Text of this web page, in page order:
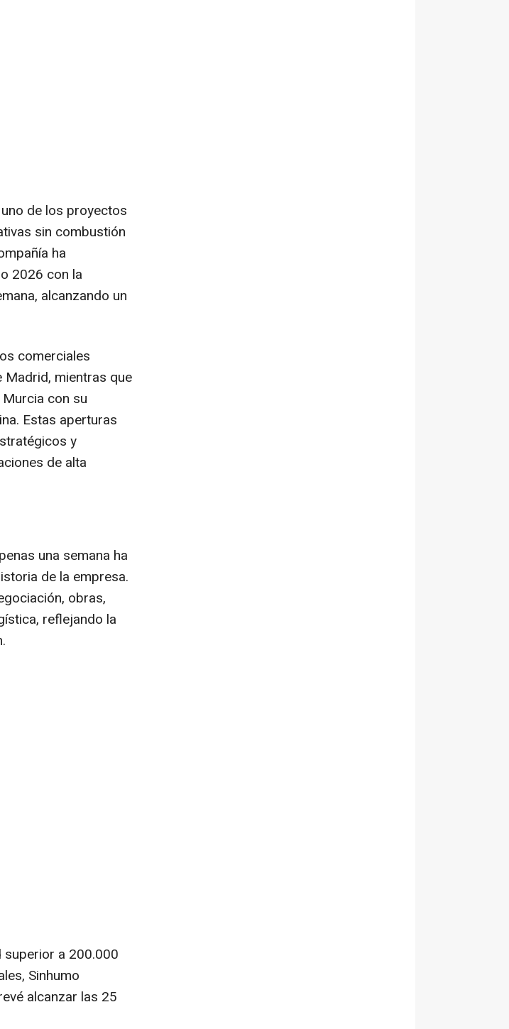
de los proyectos
sin combustión
ha
2026 con la
alcanzando un
comerciales
Madrid, mientras que
con su
Estas aperturas
y
de alta
una semana ha
de la empresa.
obras,
reflejando la
superior a 200.000
Sinhumo
alcanzar las 25